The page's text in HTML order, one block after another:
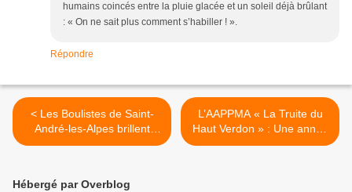
humains coincés entre la pluie glacée et un soleil déjà brûlant
: « On ne sait plus comment s’habiller ! ».
Répondre
< Les Boulistes de Saint-
André-les-Alpes brillent
grâce à leurs nouvelles
L’AAPPMA « La Truite du
Haut Verdon » : Une année
2025 marquée par
Hébergé par Overblog